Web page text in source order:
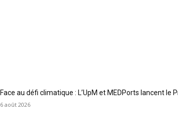
Face au défi climatique : L’UpM et MEDPorts lancent le
6 août 2026